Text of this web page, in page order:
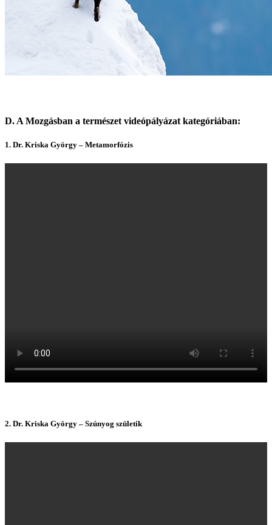
D. A Mozgásban a természet videópályázat kategóriában:
1. Dr. Kriska György – Metamorfózis
2. Dr. Kriska György – Szúnyog születik